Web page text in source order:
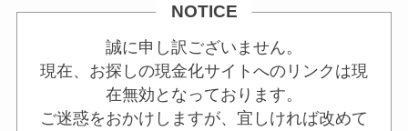
NOTICE
誠に申し訳ございません。
現在、お探しの現金化サイトへのリンクは現
在無効となっております。
ご迷惑をおかけしますが、宜しければ改めて